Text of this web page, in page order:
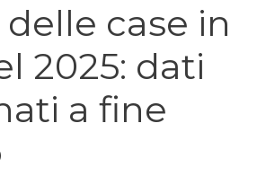
delle case in
2025: dati
a fine